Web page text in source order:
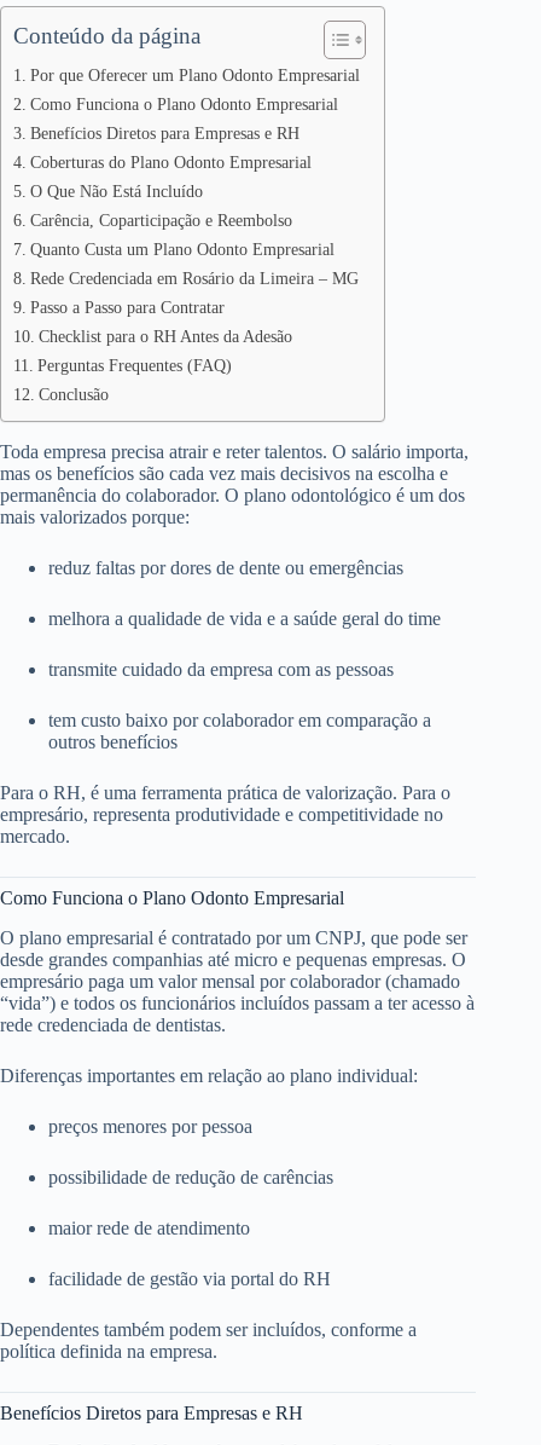
Conteúdo da página
Por que Oferecer um Plano Odonto Empresarial
Como Funciona o Plano Odonto Empresarial
Benefícios Diretos para Empresas e RH
Coberturas do Plano Odonto Empresarial
O Que Não Está Incluído
Carência, Coparticipação e Reembolso
Quanto Custa um Plano Odonto Empresarial
Rede Credenciada em Rosário da Limeira – MG
Passo a Passo para Contratar
Checklist para o RH Antes da Adesão
Perguntas Frequentes (FAQ)
Conclusão
Toda empresa precisa atrair e reter talentos. O salário importa,
mas os benefícios são cada vez mais decisivos na escolha e
permanência do colaborador. O plano odontológico é um dos
mais valorizados porque:
reduz faltas por dores de dente ou emergências
melhora a qualidade de vida e a saúde geral do time
transmite cuidado da empresa com as pessoas
tem custo baixo por colaborador em comparação a
outros benefícios
Para o RH, é uma ferramenta prática de valorização. Para o
empresário, representa produtividade e competitividade no
mercado.
Como Funciona o Plano Odonto Empresarial
O plano empresarial é contratado por um CNPJ, que pode ser
desde grandes companhias até micro e pequenas empresas. O
empresário paga um valor mensal por colaborador (chamado
“vida”) e todos os funcionários incluídos passam a ter acesso à
rede credenciada de dentistas.
Diferenças importantes em relação ao plano individual:
preços menores por pessoa
possibilidade de redução de carências
maior rede de atendimento
facilidade de gestão via portal do RH
Dependentes também podem ser incluídos, conforme a
política definida na empresa.
Benefícios Diretos para Empresas e RH